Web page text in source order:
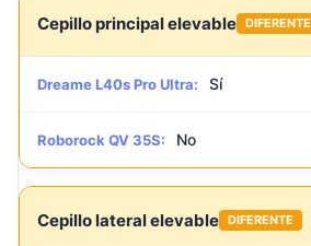
Cepillo principal elevable DIFERENTE
Dreame L40s Pro Ultra: Sí
Roborock QV 35S: No
Cepillo lateral elevable DIFERENTE